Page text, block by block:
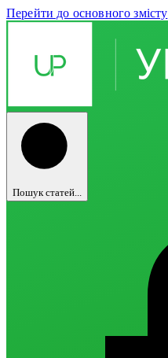
Перейти до основного змісту
Пошук статей...